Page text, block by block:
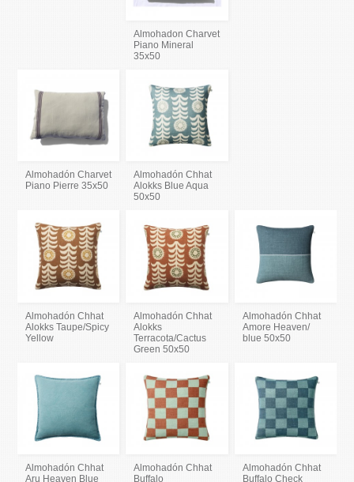
Almohadon Charvet
Piano Mineral
35x50
Almohadón Charvet
Piano Pierre 35x50
Almohadón Chhat
Alokks Blue Aqua
50x50
Almohadón Chhat
Alokks Taupe/Spicy
Yellow
Almohadón Chhat
Alokks
Terracota/Cactus
Green 50x50
Almohadón Chhat
Amore Heaven/
blue 50x50
Almohadón Chhat
Aru Heaven Blue
Almohadón Chhat
Buffalo
Almohadón Chhat
Buffalo Check